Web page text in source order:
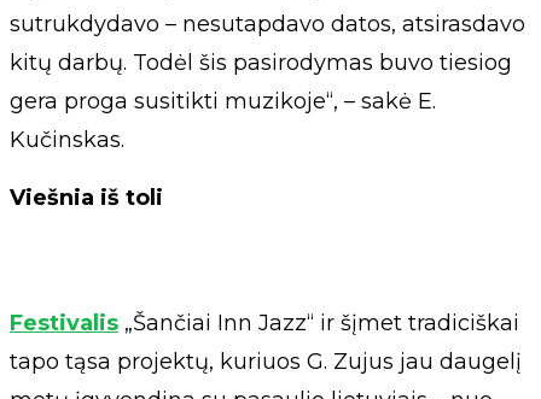
sutrukdydavo – nesutapdavo datos, atsirasdavo
kitų darbų. Todėl šis pasirodymas buvo tiesiog
gera proga susitikti muzikoje“, – sakė E.
Kučinskas.
Viešnia iš toli
Festivalis „Šančiai Inn Jazz“ ir šįmet tradiciškai
tapo tąsa projektų, kuriuos G. Zujus jau daugelį